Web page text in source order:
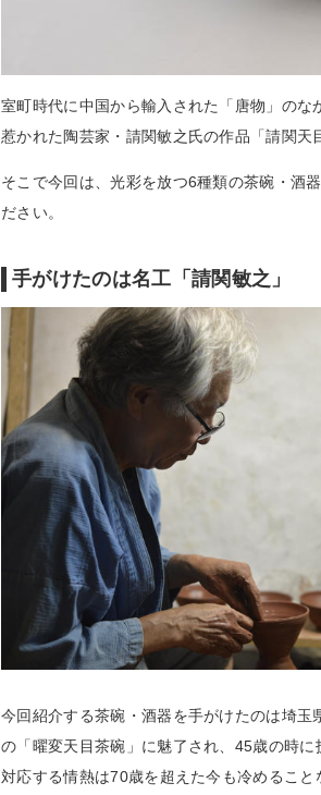
室町時代に中国から輸入された「唐物」の
惹かれた陶芸家・請関敏之氏の作品「請関天
そこで今回は、光彩を放つ6種類の茶碗・酒
ださい。
手がけたのは名工「請関敏之」
今回紹介する茶碗・酒器を手がけたのは埼
の「曜変天目茶碗」に魅了され、45歳の時
対応する情熱は70歳を超えた今も冷めること